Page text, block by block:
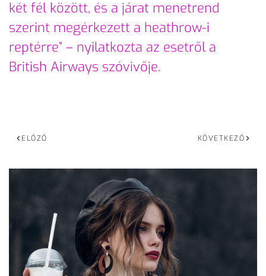
két fél között, és a járat menetrend
szerint megérkezett a heathrow-i
reptérre” – nyilatkozta az esetről a
British Airways szóvivője.
ELŐZŐ KÖVETKEZŐ